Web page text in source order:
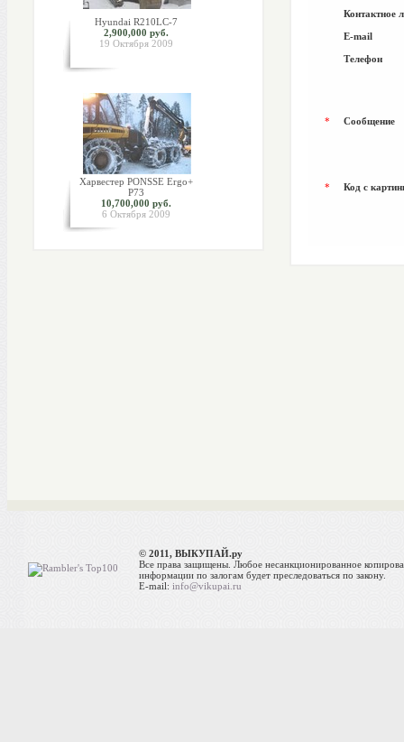
Hyundai R210LC-7
2,900,000 руб.
19 Октября 2009
Харвестер PONSSE Ergo+
P73
10,700,000 руб.
6 Октября 2009
Контактное
E-mail
Телефон
* Сообщение
* Код с
© 2011, ВЫКУПАЙ.ру
Все права защищены. Любое несанкционированное
информации по залогам будет преследоваться по закону.
E-mail:info@vikupai.ru